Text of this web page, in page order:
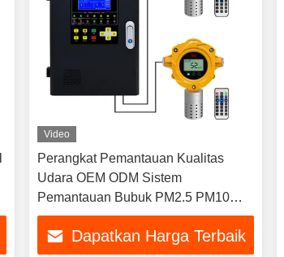
Video
Perangkat Pemantauan Kualitas
Udara OEM ODM Sistem
Pemantauan Bubuk PM2.5 PM10
Industri
Dapatkan Harga Terbaik